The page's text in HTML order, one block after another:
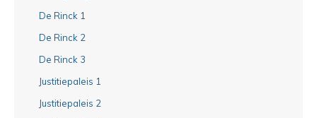
De Rinck 1
De Rinck 2
De Rinck 3
Justitiepaleis 1
Justitiepaleis 2